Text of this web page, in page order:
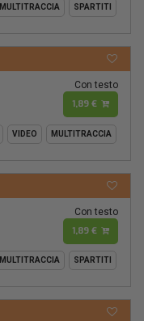
MULTITRACCIA SPARTITI
Con testo
1,89 €
VIDEO MULTITRACCIA
Con testo
1,89 €
MULTITRACCIA SPARTITI